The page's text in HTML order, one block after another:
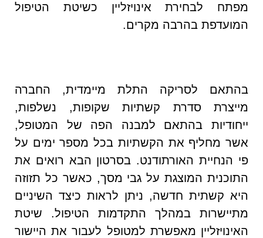
מפתח לבחירת אינויזליין כשיטת הטיפול
המועדפת בהרבה מקרים.
בהתאם לסריקה התלת מיימדית, החברה
מייצרת סדרת קשתיות שקופות, נשלפות,
ייחודיות בהתאם למבנה הפה של המטופל,
אשר מחליף את הקשתיות בכל מספר ימים על
פי הנחיית האורתודנט. בסרטון הבא רואים את
התוכנית המוצגת על גבי מסך, כאשר כל תזוזה
היא קשתית חדשה, ניתן לראות כיצד השיניים
מתיישרות במהלך התקדמות הטיפול. שיטת
האינויזליין מאפשרת למטופל לעבור את היישור